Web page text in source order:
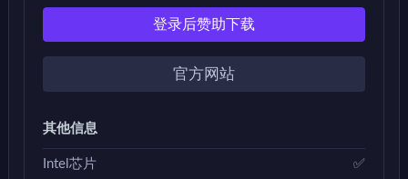
登录后赞助下载
官方网站
其他信息
Intel芯片 ✅